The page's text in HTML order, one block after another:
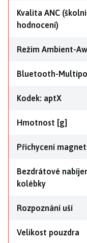
Kvalita ANC (školní
hodnocení)
Režim Ambient-
Bluetooth-
Kodek: aptX
Hmotnost [g]
Přichycení
Bezdrátové
kolébky
Rozpoznání uší
Velikost pouzdra